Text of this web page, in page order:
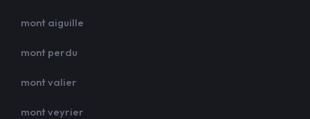
mont aiguille
mont perdu
mont valier
mont veyrier